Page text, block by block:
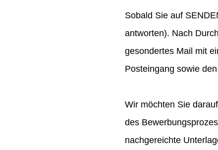
Sobald Sie auf
antworten). Nach
gesondertes Mail mit
Posteingang sowie
Wir möchten Sie
des
nachgereichte